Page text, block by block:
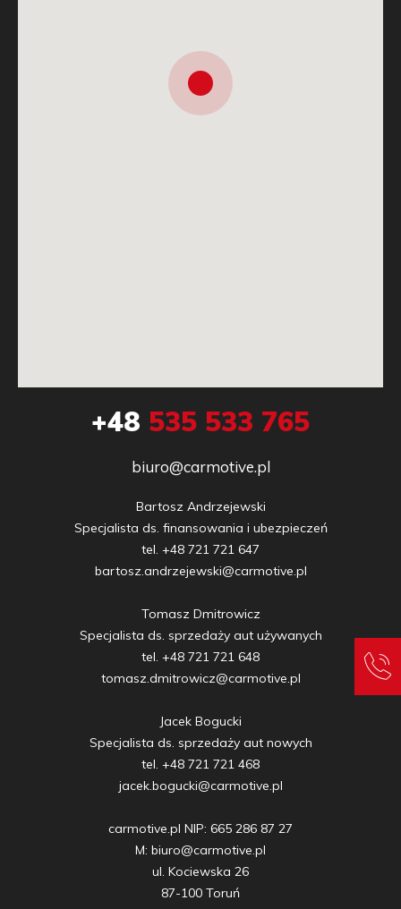
+48 535 533 765
biuro@carmotive.pl
Bartosz Andrzejewski
Specjalista ds. finansowania i ubezpieczeń
tel. +48 721 721 647
bartosz.andrzejewski@carmotive.pl
Tomasz Dmitrowicz
Specjalista ds. sprzedaży aut używanych
tel. +48 721 721 648
tomasz.dmitrowicz@carmotive.pl
Jacek Bogucki
Specjalista ds. sprzedaży aut nowych
tel. +48 721 721 468
jacek.bogucki@carmotive.pl
carmotive.pl NIP: 665 286 87 27
M: biuro@carmotive.pl
ul. Kociewska 26
87-100 Toruń